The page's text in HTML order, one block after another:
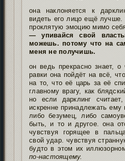
она наклоняется к
видеть его лицо ещё лучше.
проклятую эмоцию мимо себя
— упивайся свой
можешь. потому что на
меня не получишь.
он ведь прекрасно знает,
равки она пойдёт на всё,
на то, что её царь за её
главному врагу, как
но если дарклинг
искренне принадлежать ему
либо безумец, либо
быть, и то и другое. она
чувствуя горящее в
свой удар. чувствуя
будто в этом их
по-настоящему.